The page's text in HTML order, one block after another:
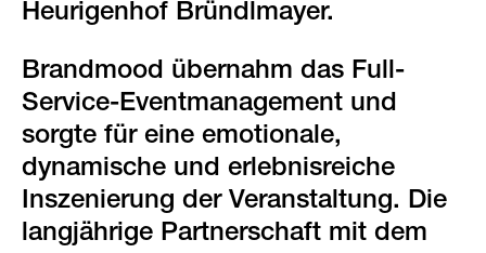
Heurigenhof Bründlmayer.
Brandmood übernahm das Full-
Service-Eventmanagement und
sorgte für eine emotionale,
dynamische und erlebnisreiche
Inszenierung der Veranstaltung. Die
langjährige Partnerschaft mit dem